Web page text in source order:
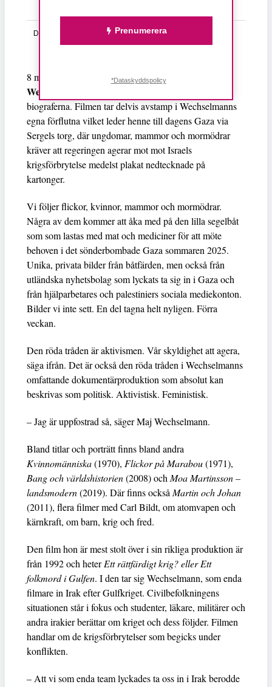
Dela
8 mars, på internationella kvinnordagen, går
Wechselmann
biograferna. Filmen tar delvis avstamp i Wechselmanns
egna förflutna vilket leder henne till dagens Gaza via
Sergels torg, där ungdomar, mammor och mormödrar
kräver att regeringen agerar mot mot Israels
krigsförbrytelse medelst plakat nedtecknade på
kartonger.
Vi följer flickor, kvinnor, mammor och mormödrar.
Några av dem kommer att åka med på den lilla segelbåt
som som lastas med mat och mediciner för att möte
behoven i det sönderbombade Gaza sommaren 2025.
Unika, privata bilder från båtfärden, men också från
utländska nyhetsbolag som lyckats ta sig in i Gaza och
från hjälparbetares och palestiniers sociala mediekonton.
Bilder vi inte sett. En del tagna helt nyligen. Förra
veckan.
Den röda tråden är aktivismen. Vår skyldighet att agera,
säga ifrån. Det är också den röda tråden i Wechselmanns
omfattande dokumentärproduktion som absolut kan
beskrivas som politisk. Aktivistisk. Feministisk.
– Jag är uppfostrad så, säger Maj Wechselmann.
Bland titlar och porträtt finns bland andra
Kvinnomänniska(1970), Flickor på Marabou(1971),
Bang och världshistorien(2008) och Moa Martinsson –
landsmodern(2019). Där finns också Martin och Johan
(2011), flera filmer med Carl Bildt, om atomvapen och
kärnkraft, om barn, krig och fred.
Den film hon är mest stolt över i sin rikliga produktion är
från 1992 och heterEtt rättfärdigt krig? eller Ett
folkmord i Gulfen. I den tar sig Wechselmann, som enda
filmare in Irak efter Gulfkriget. Civilbefolkningens
situationen står i fokus och studenter, läkare, militärer och
andra irakier berättar om kriget och dess följder. Filmen
handlar om de krigsförbrytelser som begicks under
konflikten.
– Att vi som enda team lyckades ta oss in i Irak berodde
Prenumerera
*Dataskyddspolicy